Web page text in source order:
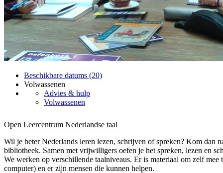
Beschikbare datums (20)
Volwassenen
Advies & hulp
Volwassenen
Open Leercentrum Nederlandse taal
Wil je beter Nederlands leren lezen, schrijven of spreken? Kom dan
bibliotheek. Samen met vrijwilligers oefen je het spreken, lezen en
We werken op verschillende taalniveaus. Er is materiaal om zelf mee
computer) en er zijn mensen die kunnen helpen.